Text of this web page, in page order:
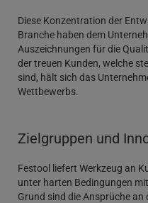
Diese Konzentration der
Branche haben dem
Auszeichnungen für die
der treuen Kunden, welche
sind, hält sich das
Wettbewerbs.
Zielgruppen und
Festool liefert Werkzeug an
unter harten Bedingungen
Grund sind die Ansprüche an